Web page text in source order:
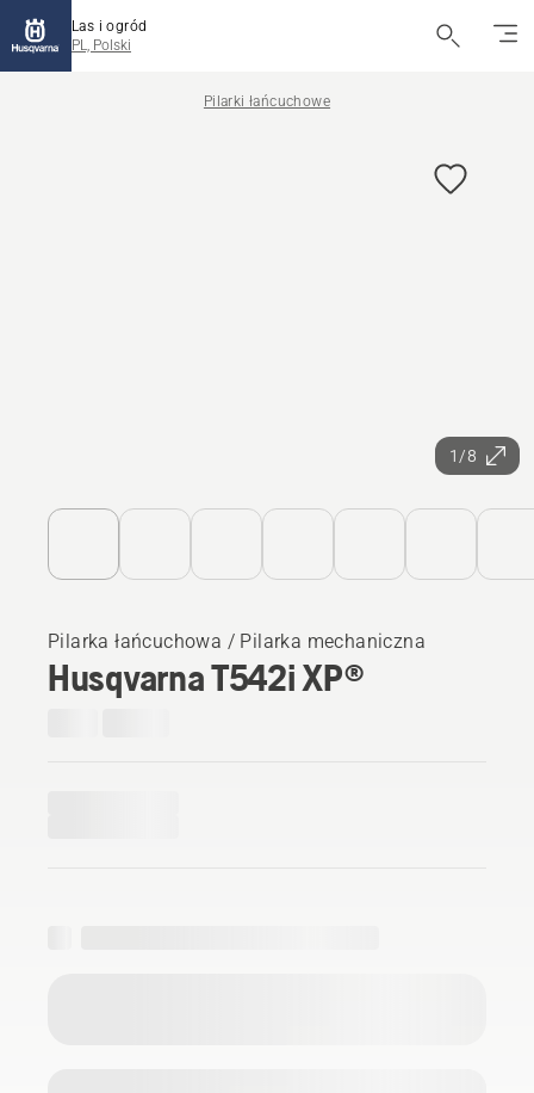
Las i ogród
PL, Polski
Pilarki łańcuchowe
1/8
Pilarka łańcuchowa / Pilarka mechaniczna
Husqvarna T542i XP®